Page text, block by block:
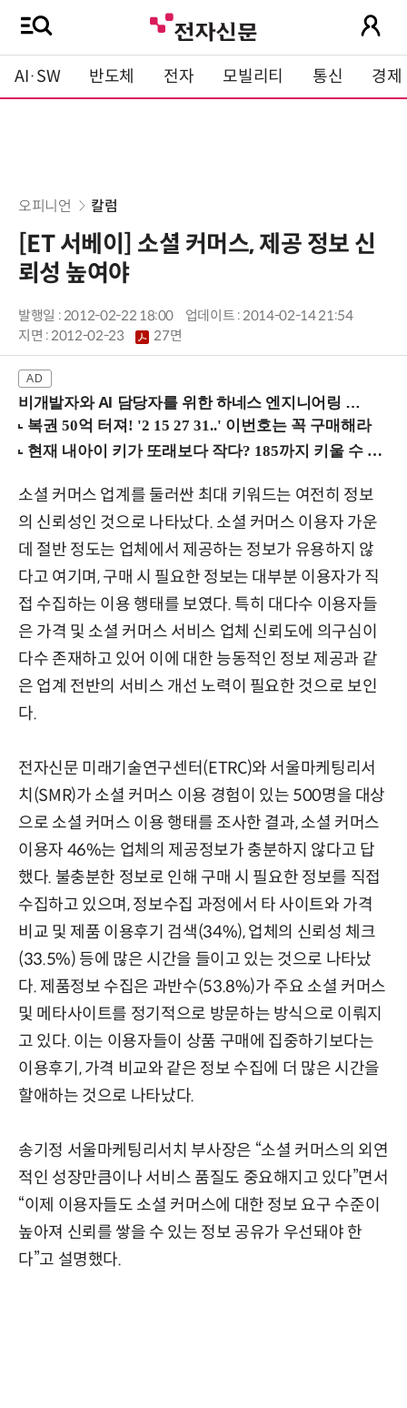
AI·SW 반도체 전자 모빌리티 통신 경제
오피니언 칼럼
[ET 서베이] 소셜 커머스, 제공 정보 신
뢰성 높여야
발행일 : 2012-02-22 18:00
업데이트 : 2014-02-14 21:54
지면 :2012-02-23 27면
비개발자와 AI 담당자를 위한 하네스 엔지니어링 입문과정 (8/20 신논현역)
소셜 커머스 업계를 둘러싼 최대 키워드는 여전히 정보
의 신뢰성인 것으로 나타났다. 소셜 커머스 이용자 가운
데 절반 정도는 업체에서 제공하는 정보가 유용하지 않
다고 여기며, 구매 시 필요한 정보는 대부분 이용자가 직
접 수집하는 이용 행태를 보였다. 특히 대다수 이용자들
은 가격 및 소셜 커머스 서비스 업체 신뢰도에 의구심이
다수 존재하고 있어 이에 대한 능동적인 정보 제공과 같
은 업계 전반의 서비스 개선 노력이 필요한 것으로 보인
다.
전자신문 미래기술연구센터(ETRC)와 서울마케팅리서
치(SMR)가 소셜 커머스 이용 경험이 있는 500명을 대상
으로 소셜 커머스 이용 행태를 조사한 결과, 소셜 커머스
이용자 46%는 업체의 제공정보가 충분하지 않다고 답
했다. 불충분한 정보로 인해 구매 시 필요한 정보를 직접
수집하고 있으며, 정보수집 과정에서 타 사이트와 가격
비교 및 제품 이용후기 검색(34%), 업체의 신뢰성 체크
(33.5%) 등에 많은 시간을 들이고 있는 것으로 나타났
다. 제품정보 수집은 과반수(53.8%)가 주요 소셜 커머스
및 메타사이트를 정기적으로 방문하는 방식으로 이뤄지
고 있다. 이는 이용자들이 상품 구매에 집중하기보다는
이용후기, 가격 비교와 같은 정보 수집에 더 많은 시간을
할애하는 것으로 나타났다.
송기정 서울마케팅리서치 부사장은 “소셜 커머스의 외연
적인 성장만큼이나 서비스 품질도 중요해지고 있다”면서
“이제 이용자들도 소셜 커머스에 대한 정보 요구 수준이
높아져 신뢰를 쌓을 수 있는 정보 공유가 우선돼야 한
다”고 설명했다.